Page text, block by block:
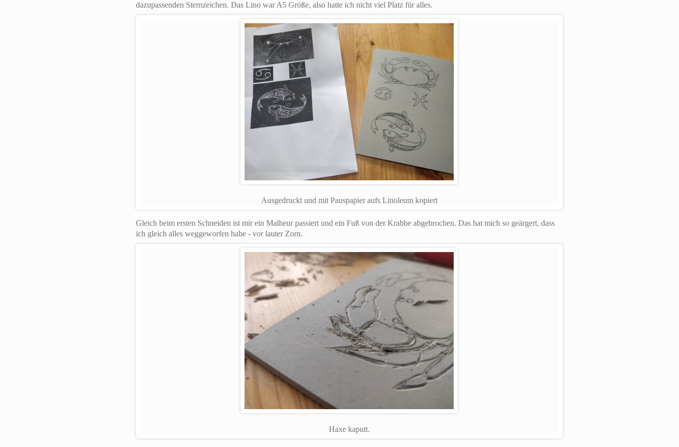
dazupassenden Sternzeichen. Das Lino war A5 Größe, also hatte ich nicht viel Platz für alles.
Ausgedruckt und mit Pauspapier aufs Linoleum kopiert
Gleich beim ersten Schneiden ist mir ein Malheur passiert und ein Fuß von der Krabbe abgebrochen. Das hat mich so geärgert, dass
ich gleich alles weggeworfen habe - vor lauter Zorn.
Haxe kaputt.